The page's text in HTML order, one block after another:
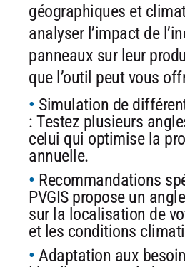
géographiques et
analyser l’impact de
panneaux sur leur
que l’outil peut vous
Simulation de
: Testez plusieurs
celui qui optimise la
annuelle.
Recommandations
PVGIS propose un
sur la localisation de
et les conditions
Adaptation aux